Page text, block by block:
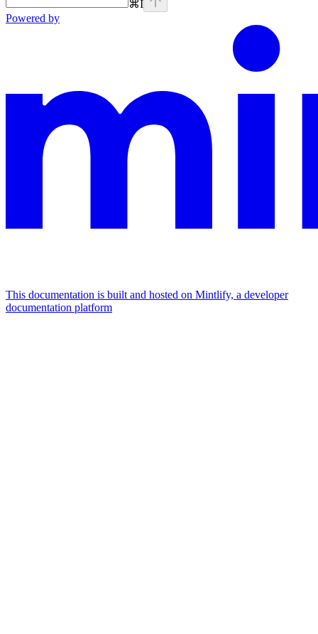
⌘I
Powered by
This documentation is built and hosted on Mintlify, a developer
documentation platform